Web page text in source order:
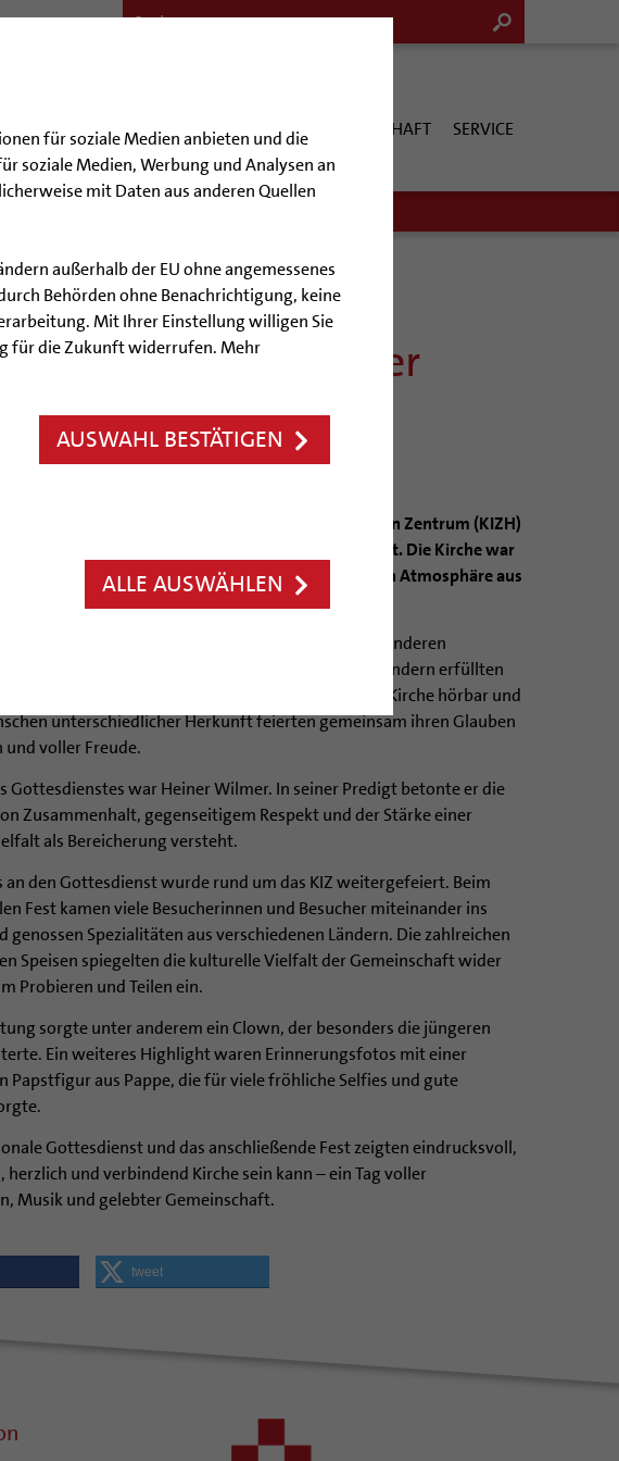
für soziale Medien anbieten und die
soziale Medien, Werbung und Analysen an
mit Daten aus anderen Quellen
außerhalb der EU ohne angemessenes
Behörden ohne Benachrichtigung, keine
Mit Ihrer Einstellung willigen Sie
für die Zukunft widerrufen. Mehr
AUSWAHL BESTÄTIGEN
ALLE AUSWÄHLEN
HILFE BILDUNG & KULTUR KIRCHE & GESELLSCHAFT SERVICE
mit Bischof Wilmer
Lebensfreude
23. Mai 2026, wurde im Katholischen Internationalen Zentrum (KIZH)
und festlicher internationaler Gottesdienst gefeiert. Die Kirche war
Platz gefüllt und geprägt von einer besonderen Atmosphäre aus
Gestaltung verlieh dem Gottesdienst einen besonderen
Lieder und Klänge aus verschiedenen Ländern erfüllten
und machten die weltweite Verbundenheit der Kirche hörbar und
unterschiedlicher Herkunft feierten gemeinsam ihren Glauben
voller Freude.
Gottesdienstes war Heiner Wilmer. In seiner Predigt betonte er die
Zusammenhalt, gegenseitigem Respekt und der Stärke einer
als Bereicherung versteht.
an den Gottesdienst wurde rund um das KIZ weitergefeiert. Beim
Fest kamen viele Besucherinnen und Besucher miteinander ins
genossen Spezialitäten aus verschiedenen Ländern. Die zahlreichen
Speisen spiegelten die kulturelle Vielfalt der Gemeinschaft wider
Probieren und Teilen ein.
sorgte unter anderem ein Clown, der besonders die jüngeren
Ein weiteres Highlight waren Erinnerungsfotos mit einer
Papstfigur aus Pappe, die für viele fröhliche Selfies und gute
Gottesdienst und das anschließende Fest zeigten eindrucksvoll,
herzlich und verbindend Kirche sein kann – ein Tag voller
Musik und gelebter Gemeinschaft.
tweet